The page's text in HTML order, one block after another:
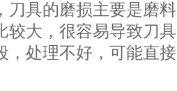
刀具的磨损主要是磨
较大，很容易导致刀
，处理不好，可能直